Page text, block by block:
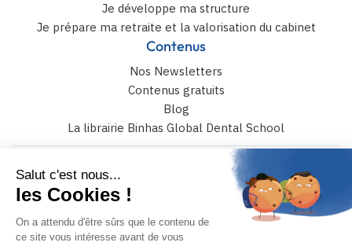
Je développe ma structure
Je prépare ma retraite et la valorisation du cabinet
Contenus
Nos Newsletters
Contenus gratuits
Blog
La librairie Binhas Global Dental School
6 rue Catulle Mendès 75017 paris
+33 (0)4 42 108 108
JE PRENDS RENDEZ-VOUS